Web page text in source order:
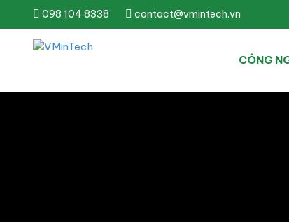
098 104 8338 contact@vmintech.vn
CÔNG